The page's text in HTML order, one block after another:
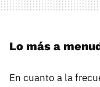
Lo más a
En cuanto a la